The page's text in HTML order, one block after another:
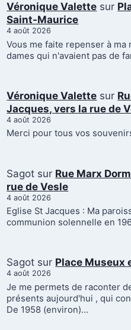
Véronique Valette sur
Saint-Maurice
4 août 2026
Vous me faite repenser à
dames qui n'avaient pas de
Véronique Valette sur
Jacques, vers la rue de
4 août 2026
Merci pour tous vos
Sagot sur Rue Marx
rue de Vesle
4 août 2026
Eglise St Jacques : Ma
communion solennelle en
Sagot sur Place Museux
4 août 2026
Je me permets de raconter
présents aujourd'hui , qui
De 1958 (environ)…